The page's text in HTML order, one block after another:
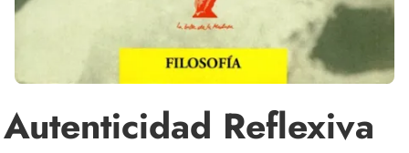
Autenticidad Reflexiva